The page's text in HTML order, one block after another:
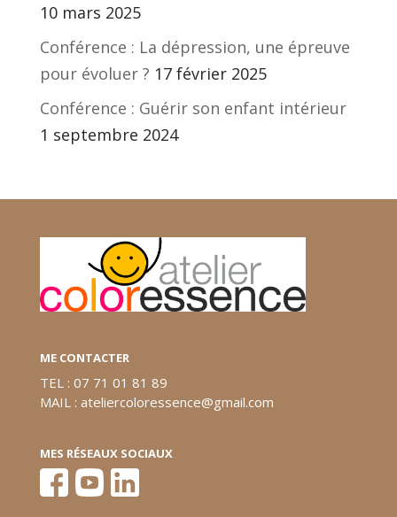
10 mars 2025
Conférence : La dépression, une épreuve
pour évoluer ? 17 février 2025
Conférence : Guérir son enfant intérieur
1 septembre 2024
ME CONTACTER
TEL : 07 71 01 81 89
MAIL : ateliercoloressence@gmail.com
MES RÉSEAUX SOCIAUX